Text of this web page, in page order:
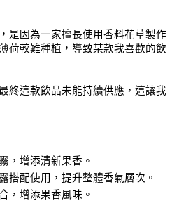
是因為一家擅長使用香料花草製作
荷較難種植，導致某款我喜歡的飲
終這款飲品未能持續供應，這讓我
，增添清新果香。
搭配使用，提升整體香氣層次。
，增添果香風味。